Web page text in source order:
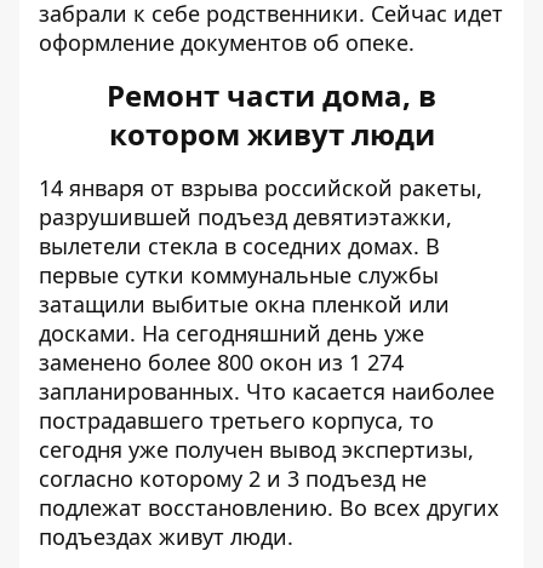
забрали к себе родственники. Сейчас идет
оформление документов об опеке.
Ремонт части дома, в
котором живут люди
14 января от взрыва российской ракеты,
разрушившей подъезд девятиэтажки,
вылетели стекла в соседних домах. В
первые сутки коммунальные службы
затащили выбитые окна пленкой или
досками. На сегодняшний день уже
заменено более 800 окон из 1 274
запланированных. Что касается наиболее
пострадавшего третьего корпуса, то
сегодня уже получен вывод экспертизы,
согласно которому 2 и 3 подъезд не
подлежат восстановлению. Во всех других
подъездах живут люди.